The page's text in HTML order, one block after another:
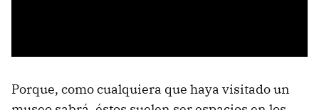
Porque, como cualquiera que haya visitado un